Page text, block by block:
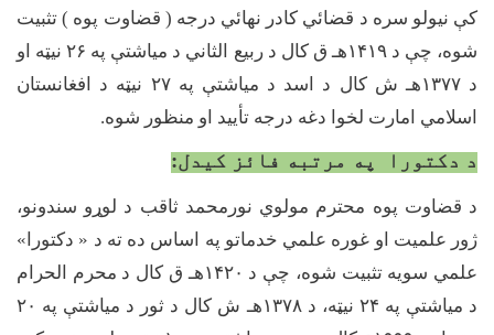
کې نیولو سره د قضائي کادر نهائي درجه ( قضاوت پوه ) تثبیت
شوه، چې د ۱۴۱۹هـ ق کال د ربیع الثاني د میاشتې په ۲۶نیټه او
د۱۳۷۷هـ ش کال د اسد د میاشتې په۲۷ نیټه د افغانستان
اسلامي امارت لخوا دغه درجه تأیید او منظور شوه.
د دکتورا په مرتبه فائز کیدل:
د قضاوت پوه محترم مولوي نورمحمد ثاقب د لوړو سندونو،
ژور علمیت او غوره علمي خدماتو په اساس ده ته د « دکتورا»
علمي سویه تثبیت شوه، چې د ۱۴۲۰هـ ق کال د محرم الحرام
د میاشتې په ۲۴ نیټه، د۱۳۷۸هـ ش کال د ثور د میاشتې په ۲۰